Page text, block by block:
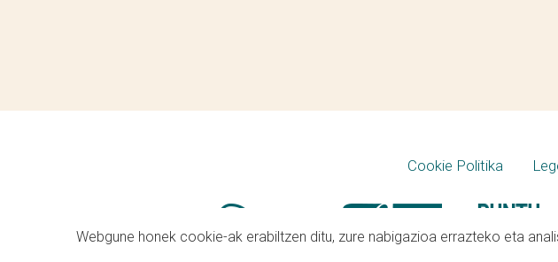
Cookie Politika
Webgune honek cookie-ak erabiltzen ditu, zure nabigazioa errazteko eta